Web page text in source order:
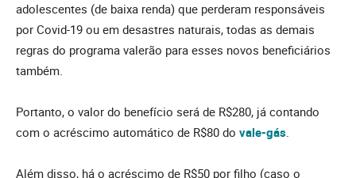
adolescentes (de baixa renda) que perderam responsáveis
por Covid-19 ou em desastres naturais, todas as demais
regras do programa valerão para esses novos beneficiários
também.
Portanto, o valor do benefício será de R$280, já contando
com o acréscimo automático de R$80 do vale-gás.
Além disso, há o acréscimo de R$50 por filho (caso o